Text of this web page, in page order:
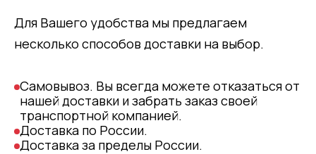
Для Вашего удобства мы предлагаем
несколько способов доставки на выбор.
Самовывоз. Вы всегда можете отказаться от
нашей доставки и забрать заказ своей
транспортной компанией.
Доставка по России.
Доставка за пределы России.